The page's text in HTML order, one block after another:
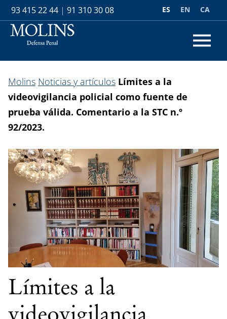
93 415 22 44 | 91 310 30 08 CA
EN
ES
Molins Noticias y artículos Límites a la
videovigilancia policial como fuente de
prueba válida. Comentario a la STC n.º
92/2023.
Límites a la